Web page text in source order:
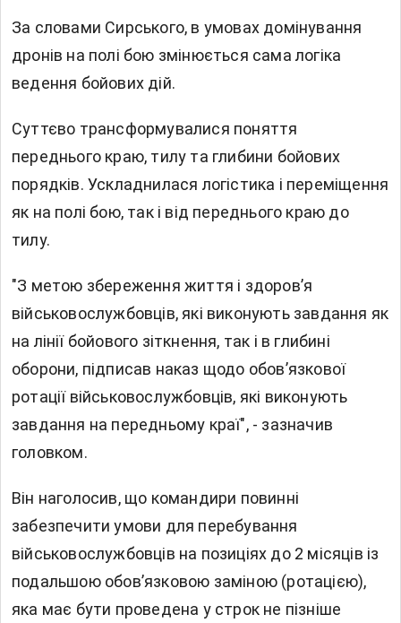
За словами Сирського, в умовах домінування
дронів на полі бою змінюється сама логіка
ведення бойових дій.
Суттєво трансформувалися поняття
переднього краю, тилу та глибини бойових
порядків. Ускладнилася логістика і переміщення
як на полі бою, так і від переднього краю до
тилу.
"З метою збереження життя і здоров’я
військовослужбовців, які виконують завдання як
на лінії бойового зіткнення, так і в глибині
оборони, підписав наказ щодо обов’язкової
ротації військовослужбовців, які виконують
завдання на передньому краї", - зазначив
головком.
Він наголосив, що командири повинні
забезпечити умови для перебування
військовослужбовців на позиціях до 2 місяців із
подальшою обов’язковою заміною (ротацією),
яка має бути проведена у строк не пізніше